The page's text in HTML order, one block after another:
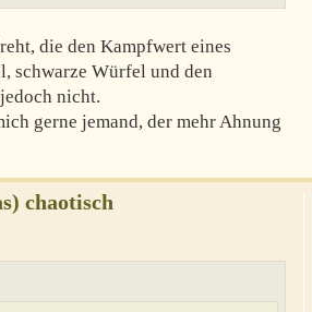
die den Kampfwert eines
schwarze Würfel und den
nicht.
gerne jemand, der mehr Ahnung
chaotisch